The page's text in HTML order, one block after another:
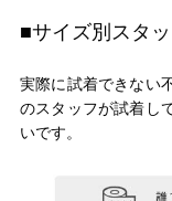
■サイズ別スタ
実際に試着できない
のスタッフが試着し
いです。